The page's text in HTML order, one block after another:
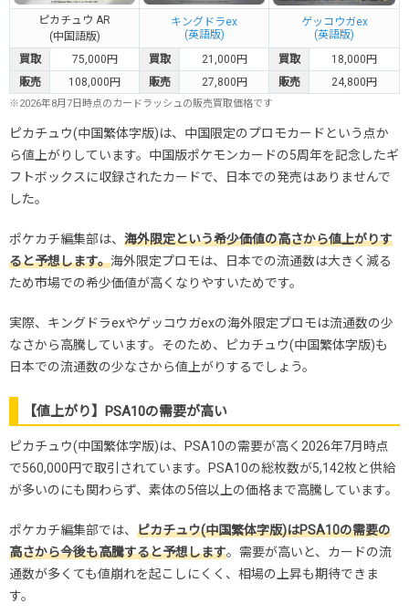
ピカチュウ AR
(中国語版)
キングドラex
(英語版)
ゲッコウガex
(英語版)
買取
75,000円 買取 21,000円 買取
18,000円
販売
108,000円 販売 27,800円 販売 24,800円
※2026年8月7日時点のカードラッシュの販売買取価格です
ピカチュウ(中国繁体字版)は、中国限定のプロモカードという点か
ら値上がりしています。中国版ポケモンカードの5周年を記念したギ
フトボックスに収録されたカードで、日本での発売はありませんで
した。
ポケカチ編集部は、 海外限定という希少価値の高さから値上がりす
ると予想します。海外限定プロモは、日本での流通数は大きく減る
ため市場での希少価値が高くなりやすいためです。
実際、キングドラexやゲッコウガexの海外限定プロモは流通数の少
なさから高騰しています。そのため、ピカチュウ(中国繁体字版)も
日本での流通数の少なさから値上がりするでしょう。
【値上がり】PSA10の需要が高い
ピカチュウ(中国繁体字版)は、PSA10の需要が高く2026年7月時点
で560,000円で取引されています。PSA10の総枚数が5,142枚と供給
が多いのにも関わらず、素体の5倍以上の価格まで高騰しています。
ポケカチ編集部では、 ピカチュウ(中国繁体字版)はPSA10の需要の
高さから今後も高騰すると予想します。需要が高いと、カードの流
通数が多くても値崩れを起こしにくく、相場の上昇も期待できま
す。